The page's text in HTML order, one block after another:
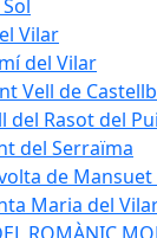
Vilar
del Vilar
Vell de
del Rasot del
del Serraïma
de Mansuet
Maria del